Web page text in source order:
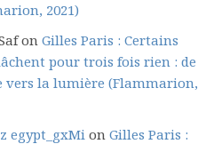
2021)
on Gilles Paris : Certains
pour trois fois rien : de
vers la lumière (Flammarion,
egypt_gxMi on Gilles Paris :